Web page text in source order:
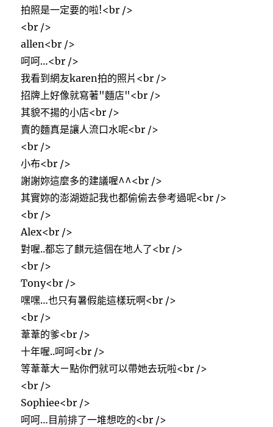
拍照是一定要的啦!<br />
<br />
allen<br />
呵呵…<br />
我看到網友karen拍的照片<br />
招牌上好像就寫著"麵店"<br />
其貌不揚的小店<br />
賣的麵真是讓人流口水呢<br />
<br />
小布<br />
謝謝妳這麼多的建議喔^^<br />
其實妳的澎湖遊記我也都偷偷去參考過呢<br />
<br />
Alex<br />
對喔..都忘了麒元這個在地人了<br />
<br />
Tony<br />
嘿嘿…也只有暑假能這樣玩啊<br />
<br />
葦葦的爹<br />
十年喔..呵呵<br />
等葦葦大ㄧ點你們就可以帶她去玩啦<br />
<br />
Sophiee<br />
呵呵…目前排了一堆想吃的<br />